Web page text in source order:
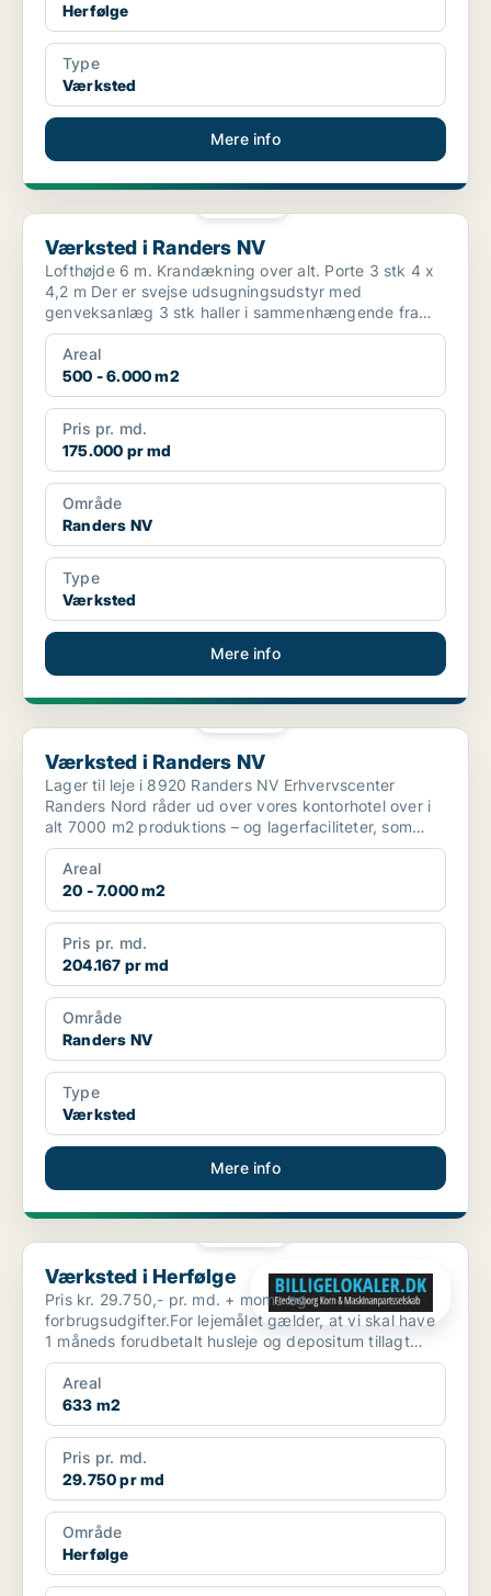
Herfølge
Type
Værksted
Mere info
Værksted i Randers NV
Værksted i Randers NV
Lofthøjde 6 m. Krandækning over alt. Porte 3 stk 4 x
4,2 m Der er svejse udsugningsudstyr med
genveksanlæg 3 stk haller i sammenhængende fra
1350 kvm...
Areal
500 - 6.000 m2
Pris pr. md.
175.000 pr md
Område
Randers NV
Type
Værksted
Mere info
Værksted i Randers NV
Værksted i Randers NV
Lager til leje i 8920 Randers NV Erhvervscenter
Randers Nord råder ud over vores kontorhotel over i
alt 7000 m2 produktions – og lagerfaciliteter, som
udlej...
Areal
20 - 7.000 m2
Pris pr. md.
204.167 pr md
Område
Randers NV
Type
Værksted
Mere info
Værksted i Herfølge
Værksted i Herfølge
Pris kr. 29.750,- pr. md. + moms og
forbrugsudgifter.For lejemålet gælder, at vi skal have
1 måneds forudbetalt husleje og depositum tillagt
moms. Lokalern...
Areal
633 m2
Pris pr. md.
29.750 pr md
Område
Herfølge